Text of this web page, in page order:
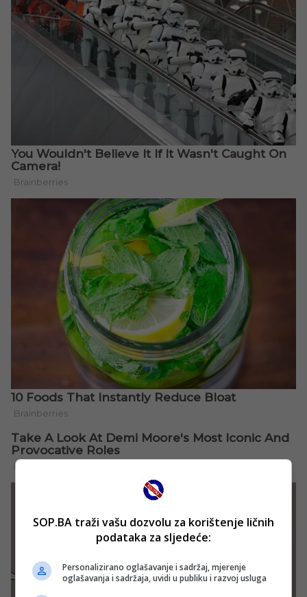
SOP.BA traži vašu dozvolu za korištenje ličnih
podataka za sljedeće:
Personalizirano oglašavanje i sadržaj, mjerenje
oglašavanja i sadržaja, uvidi u publiku i razvoj usluga